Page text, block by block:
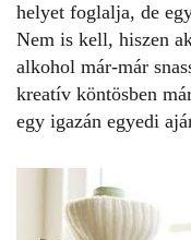
helyet foglalja, de
Nem is kell, hiszen
alkohol már-már
kreatív köntösben
egy igazán egyedi